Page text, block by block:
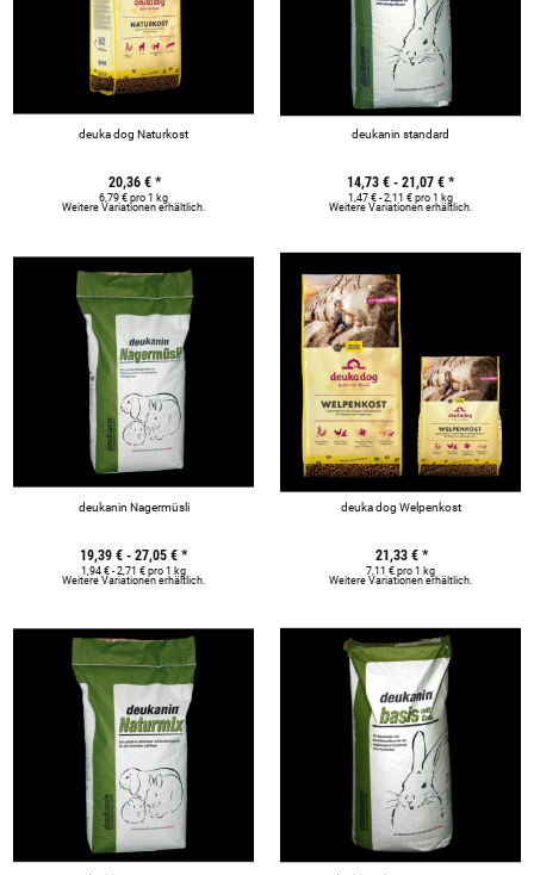
deuka dog Naturkost
20,36 €*
6,79 € pro 1 kg
Weitere Variationen erhältlich.
deukanin standard
14,73 € - 21,07 € *
1,47 € - 2,11 € pro 1 kg
Weitere Variationen erhältlich.
deukanin Nagermüsli
19,39 € - 27,05 € *
1,94 € - 2,71 € pro 1 kg
Weitere Variationen erhältlich.
deuka dog Welpenkost
21,33 €*
7,11 € pro 1 kg
Weitere Variationen erhältlich.